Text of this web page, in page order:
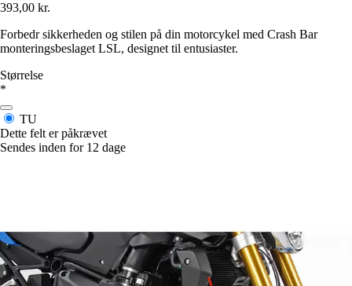
393,00 kr.
Forbedr sikkerheden og stilen på din motorcykel med Crash Bar
monteringsbeslaget LSL, designet til entusiaster.
Størrelse
*
TU
Dette felt er påkrævet
Sendes inden for 12 dage